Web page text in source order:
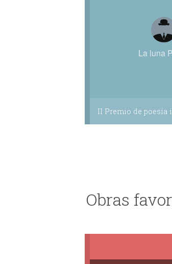
La luna
II Premio de poesía
Obras